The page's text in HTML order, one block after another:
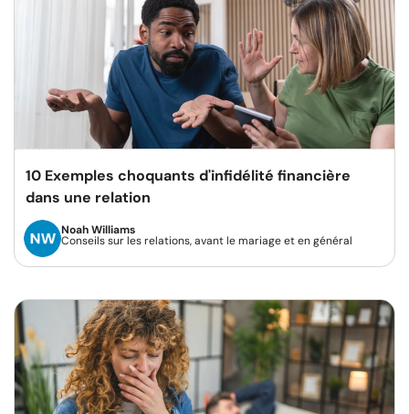
10 Exemples choquants d'infidélité financière
dans une relation
Noah Williams
Conseils sur les relations, avant le mariage et en général